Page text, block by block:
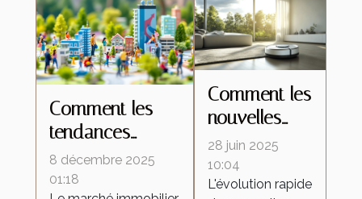
Comment les
tendances
démographiques
influencent-elles
8 décembre 2025
01:18
Comment les
nouvelles
technologies
transforment-
elles les
28 juin 2025
10:04
L'évolution rapide